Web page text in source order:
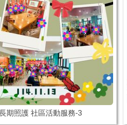
期照護 社區活動服務-3